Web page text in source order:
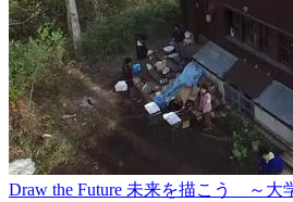
Draw the Future 未来を描こう ～大